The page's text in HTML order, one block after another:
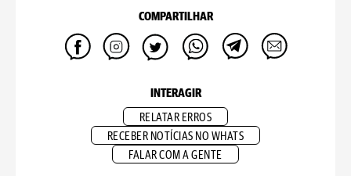
COMPARTILHAR
INTERAGIR
RELATAR ERROS
RECEBER NOTÍCIAS NO WHATS
FALAR COM A GENTE